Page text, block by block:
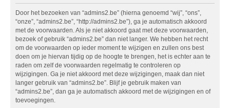
Door het bezoeken van “admins2.be” (hierna genoemd “wij”, “ons”,
“onze”, “admins2.be”, “http://admins2.be”), ga je automatisch akkoord
met de voorwaarden. Als je niet akkoord gaat met deze voorwaarden,
bezoek of gebruik “admins2.be” dan niet langer. We hebben het recht
om de voorwaarden op ieder moment te wijzigen en zullen ons best
doen om je hiervan tijdig op de hoogte te brengen, het is echter aan te
raden om zelf de voorwaarden regelmatig te controleren op
wijzigingen. Ga je niet akkoord met deze wijzigingen, maak dan niet
langer gebruik van “admins2.be”. Blijf je gebruik maken van
“admins2.be”, dan ga je automatisch akkoord met de wijzigingen en of
toevoegingen.